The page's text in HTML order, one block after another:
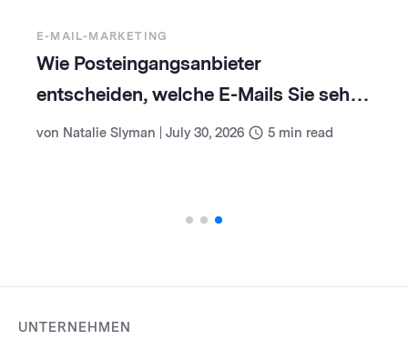
E-MAIL-MARKETING
Wie Posteingangsanbieter
entscheiden, welche E-Mails Sie sehen
(und wie Sie damit umgehen)
von Natalie Slyman July 30, 2026 5 min read
UNTERNEHMEN